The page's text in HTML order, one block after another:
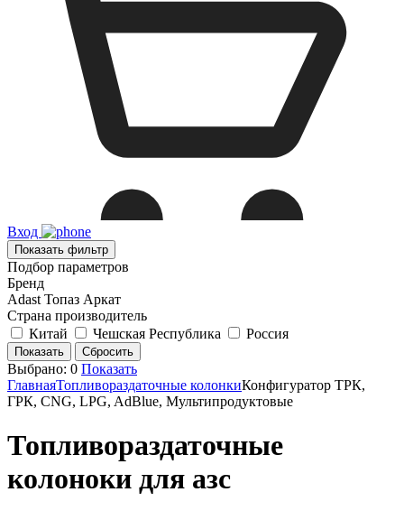
Вход
Показать фильтр
Подбор параметров
Бренд
Adast Топаз Аркат
Страна производитель
Китай
Чешская Республика Россия
Выбрано: 0 Показать
ГлавнаяТопливораздаточные колонкиКонфигуратор ТРК,
ГРК, CNG, LPG, AdBlue, Мультипродуктовые
Топливораздаточные
колоноки для азс